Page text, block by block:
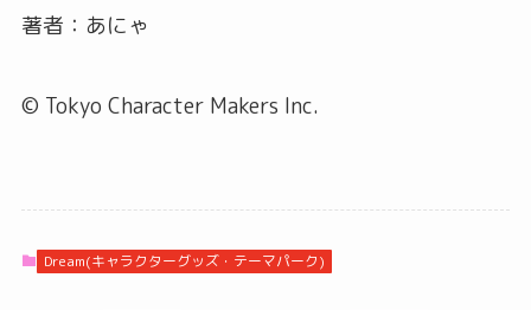
著者：あにゃ
© Tokyo Character Makers Inc.
Dream(キャラクターグッズ・テーマパーク)